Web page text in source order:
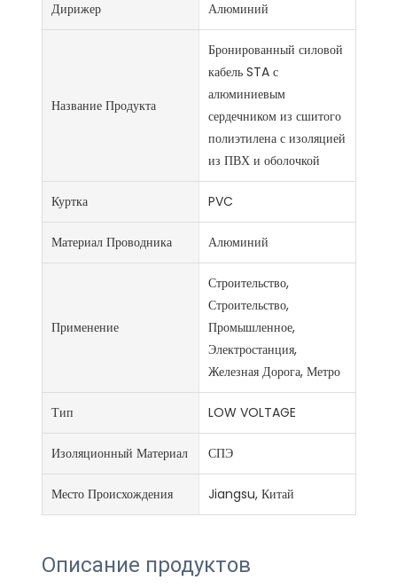
Дирижер Алюминий
Название Продукта
Бронированный силовой
кабель STA с
алюминиевым
сердечником из сшитого
полиэтилена с изоляцией
из ПВХ и оболочкой
Куртка PVC
Материал Проводника Алюминий
Применение
Строительство,
Строительство,
Промышленное,
Электростанция,
Железная Дорога, Метро
Тип LOW VOLTAGE
Изоляционный Материал СПЭ
Место Происхождения Jiangsu, Китай
Описание продуктов